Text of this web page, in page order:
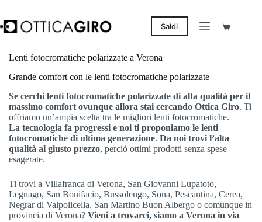
contenuto
Saldi Carrello
Lenti fotocromatiche polarizzate a Verona
Grande comfort con le lenti fotocromatiche polarizzate
Se cerchi lenti fotocromatiche polarizzate di alta qualità per il
massimo comfort ovunque allora stai cercando Ottica Giro. Ti
offriamo un’ampia scelta tra le migliori lenti fotocromatiche.
La tecnologia fa progressi e noi ti proponiamo le lenti
fotocromatiche di ultima generazione. Da noi trovi l’alta
qualità al giusto prezzo, perciò ottimi prodotti senza spese
esagerate.
Ti trovi a Villafranca di Verona, San Giovanni Lupatoto,
Legnago, San Bonifacio, Bussolengo, Sona, Pescantina, Cerea,
Negrar di Valpolicella, San Martino Buon Albergo o comunque in
provincia di Verona? Vieni a trovarci, siamo a Verona in via